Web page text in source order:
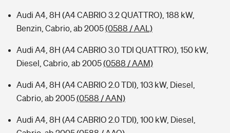
Audi A4, 8H (A4 CABRIO 3.2 QUATTRO), 188 kW,
Benzin, Cabrio, ab 2005(0588 / AAL)
Audi A4, 8H (A4 CABRIO 3.0 TDI QUATTRO), 150 kW,
Diesel, Cabrio, ab 2005(0588 / AAM)
Audi A4, 8H (A4 CABRIO 2.0 TDI), 103 kW, Diesel,
Cabrio, ab 2005(0588 / AAN)
Audi A4, 8H (A4 CABRIO 2.0 TDI), 100 kW, Diesel,